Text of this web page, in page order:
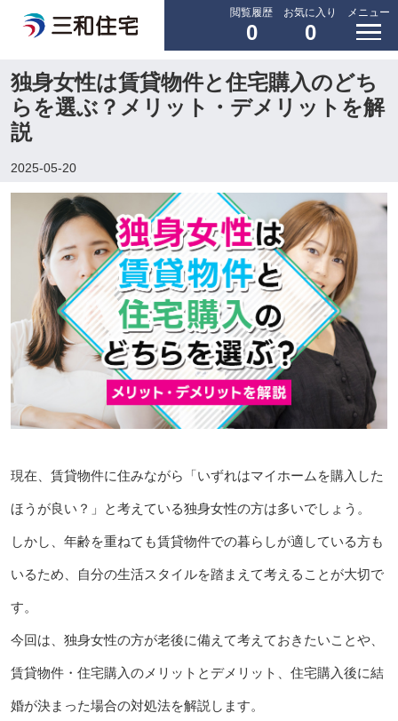
閲覧履歴
0
お気に入り
0
メニュー
独身女性は賃貸物件と住宅購入のどち
らを選ぶ？メリット・デメリットを解
説
2025-05-20
現在、賃貸物件に住みながら「いずれはマイホームを購入した
ほうが良い？」と考えている独身女性の方は多いでしょう。
しかし、年齢を重ねても賃貸物件での暮らしが適している方も
いるため、自分の生活スタイルを踏まえて考えることが大切で
す。
今回は、独身女性の方が老後に備えて考えておきたいことや、
賃貸物件・住宅購入のメリットとデメリット、住宅購入後に結
婚が決まった場合の対処法を解説します。